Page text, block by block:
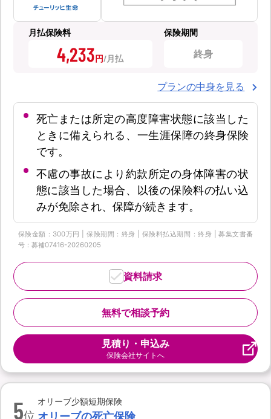
月払保険料
4,233円
保険期間
終身
プランの中身を見る
死亡または所定の高度障害状態に該当した
ときに備えられる、一生涯保障の終身保険
です。
不慮の事故により約款所定の身体障害の状
態に該当した場合、以後の保険料の払い込
みが免除され、保障が続きます。
保険金額：300万円 | 保険期間：終身 | 保険料払込期間：終身 | 募集文書番
号：募補07416-20260205
無料で相談予約
資料請求
見積り・申込み
保険会社サイトへ
5位
オリーブ少額短期保険
オリーブの死亡保険